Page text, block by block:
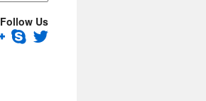
Follow Us